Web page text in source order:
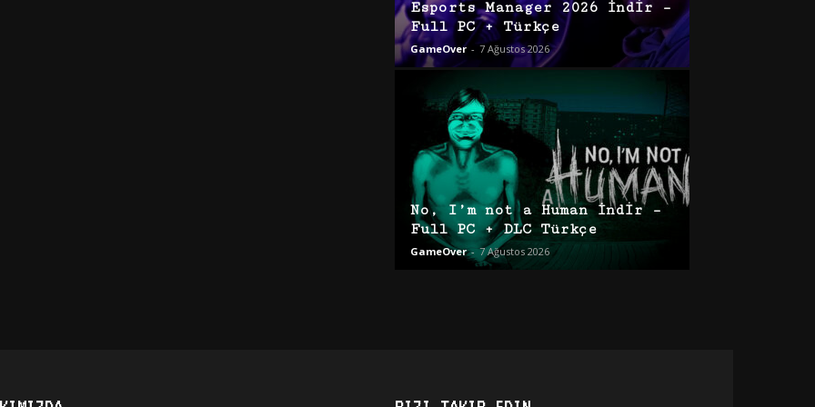
Esports Manager 2026 İndir –
Full PC + Türkçe
GameOver - 7 Ağustos 2026
No, I’m not a Human İndir –
Full PC + DLC Türkçe
GameOver - 7 Ağustos 2026